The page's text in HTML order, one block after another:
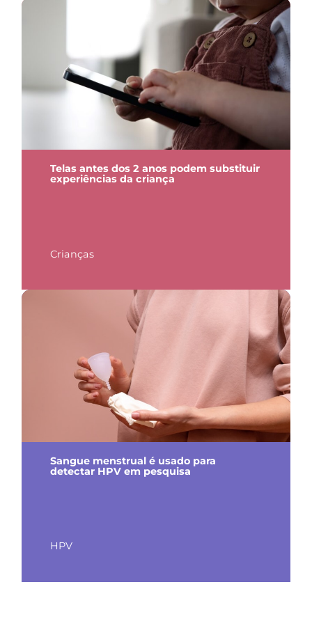
Telas antes dos 2 anos podem substituir
experiências da criança
Crianças
Sangue menstrual é usado para
detectar HPV em pesquisa
HPV